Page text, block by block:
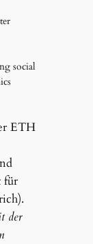
social
ETH
für
der